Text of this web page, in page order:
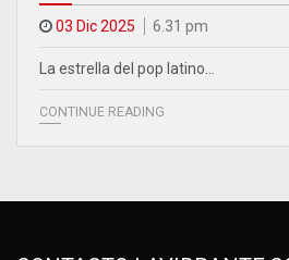
03 Dic 2025 6.31 pm
La estrella del pop latino…
CONTINUE READING